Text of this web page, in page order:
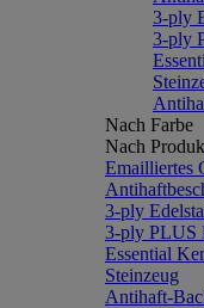
3-ply
3-ply
Nach Farbe
Nach
Emailliertes
3-ply
3-ply PLUS
Essential
Steinzeug
Antihaft-